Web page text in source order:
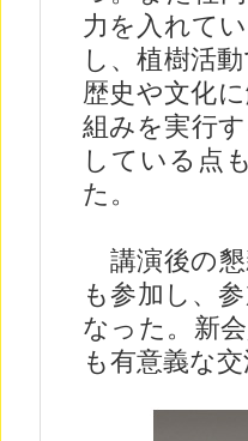
力を入れて
し、植樹活
歴史や文化
組みを実行
している点
た。
講演後の懇
も参加し、
なった。新
も有意義な